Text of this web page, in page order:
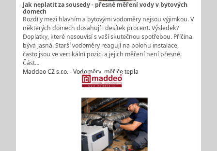
Jak neplatit za sousedy - přesné měření vody v bytových
domech
Rozdíly mezi hlavním a bytovými vodoměry nejsou výjimkou. V
některých domech dosahují i desítek procent. Výsledek?
Doplatky, které nesouvisí s vaší skutečnou spotřebou. Příčina
bývá jasná. Starší vodoměry reagují na polohu instalace,
často jsou ve vertikální pozici a jejich měření není přesné.
Část…
Maddeo CZ s.r.o. - Vodoměry, měřiče tepla